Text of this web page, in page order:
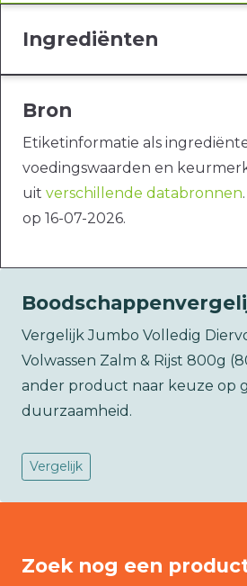
Ingrediënten
Bron
Etiketinformatie als
voedingswaarden en
uit verschillende databronnen
op 16-07-2026.
Vergelijk Jumbo Volledig
Volwassen Zalm & Rijst 800g
ander product naar keuze op
duurzaamheid.
Vergelijk
Zoek nog een